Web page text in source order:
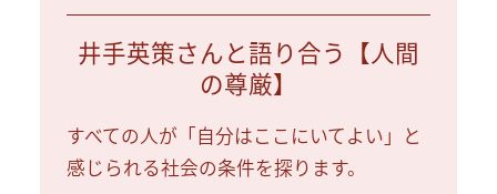
井手英策さんと語り合う【人間
の尊厳】
すべての人が「自分はここにいてよい」と
感じられる社会の条件を探ります。